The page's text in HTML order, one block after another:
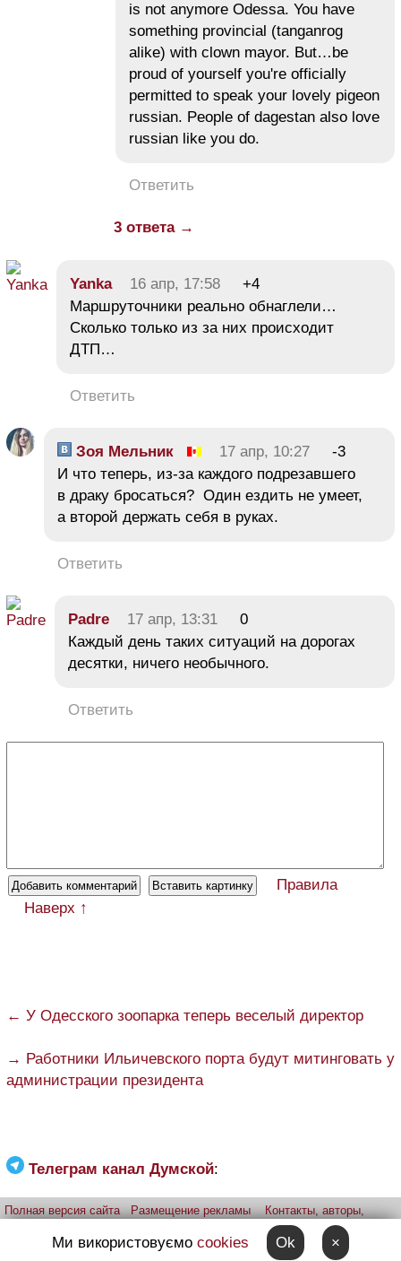
is not anymore Odessa. You have
something provincial (tanganrog
alike) with clown mayor. But…be
proud of yourself you're officially
permitted to speak your lovely pigeon
russian. People of dagestan also love
russian like you do.
Ответить
3 ответа →
Yanka 16 апр, 17:58
+4
Маршруточники реально обнаглели…
Сколько только из за них происходит
ДТП…
Ответить
Зоя Мельник 17 апр, 10:27
-3
И что теперь, из-за каждого подрезавшего
в драку бросаться? Один ездить не умеет,
а второй держать себя в руках.
Ответить
Padre 17 апр, 13:31
0
Каждый день таких ситуаций на дорогах
десятки, ничего необычного.
Ответить
Правила
Наверх ↑
← У Одесского зоопарка теперь веселый директор
→ Работники Ильичевского порта будут митинговать у
администрации президента
Телеграм канал Думской:
Полная версия сайта Размещение рекламы
Контакты, авторы,
iPhone
Прислать фото через telegram
Patreon
Ми використовуємо cookies Ok ×